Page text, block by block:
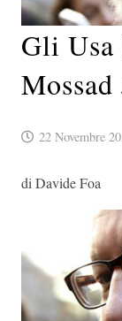
Gli Usa
22 Novembre
di Davide Foa